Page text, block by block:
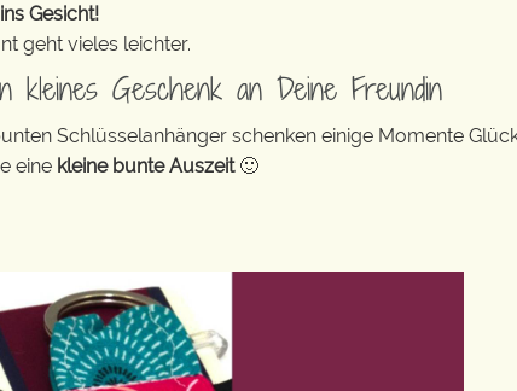
Gesicht!
geht vieles leichter.
kleines Geschenk an Deine Freundin
Schlüsselanhänger schenken einige Momente
eine kleine bunte Auszeit🙂